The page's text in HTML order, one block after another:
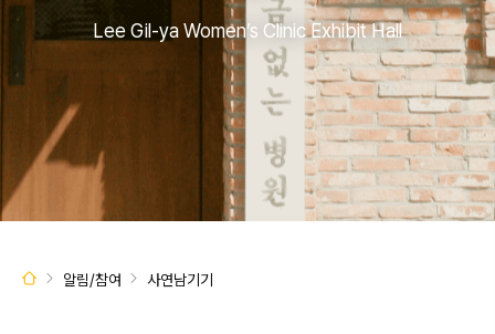
Lee Gil-ya Women’s Clinic Exhibit Hall
알림/참여 사연남기기